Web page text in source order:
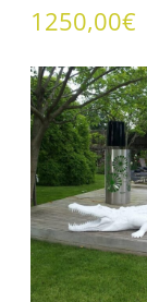
1250,00€